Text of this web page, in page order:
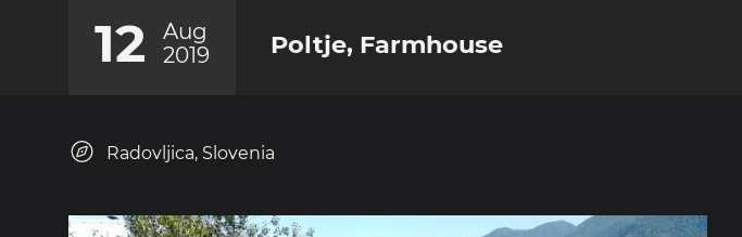
12
Aug
2019
Poltje, Farmhouse
Radovljica, Slovenia